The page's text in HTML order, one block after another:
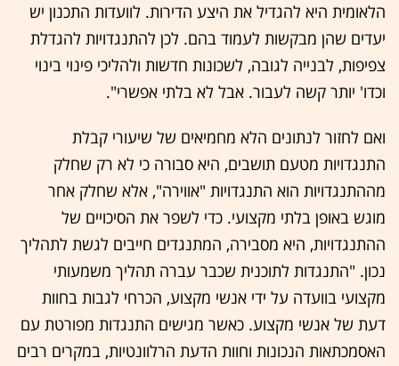
הלאומית היא להגדיל את היצע הדירות. לוועדות התכנון יש
יעדים שהן מבקשות לעמוד בהם. לכן להתנגדויות להגדלת
צפיפות, לבנייה לגובה, לשכונות חדשות ולהליכי פינוי בינוי
וכדו' יותר קשה לעבור. אבל לא בלתי אפשרי".
ואם לחזור לנתונים הלא מחמיאים של שיעורי קבלת
התנגדויות מטעם תושבים, היא סבורה כי לא רק שחלק
מההתנגדויות הוא התנגדויות "אווירה", אלא שחלק אחר
מוגש באופן בלתי מקצועי. כדי לשפר את הסיכויים של
ההתנגדויות, היא מסבירה, המתנגדים חייבים לגשת לתהליך
נכון. "התנגדות לתוכנית שכבר עברה תהליך משמעותי
מקצועי בוועדה על ידי אנשי מקצוע, הכרחי לגבות בחוות
דעת של אנשי מקצוע. כאשר מגישים התנגדות מפורטת עם
האסמכתאות הנכונות וחוות הדעת הרלוונטיות, במקרים רבים